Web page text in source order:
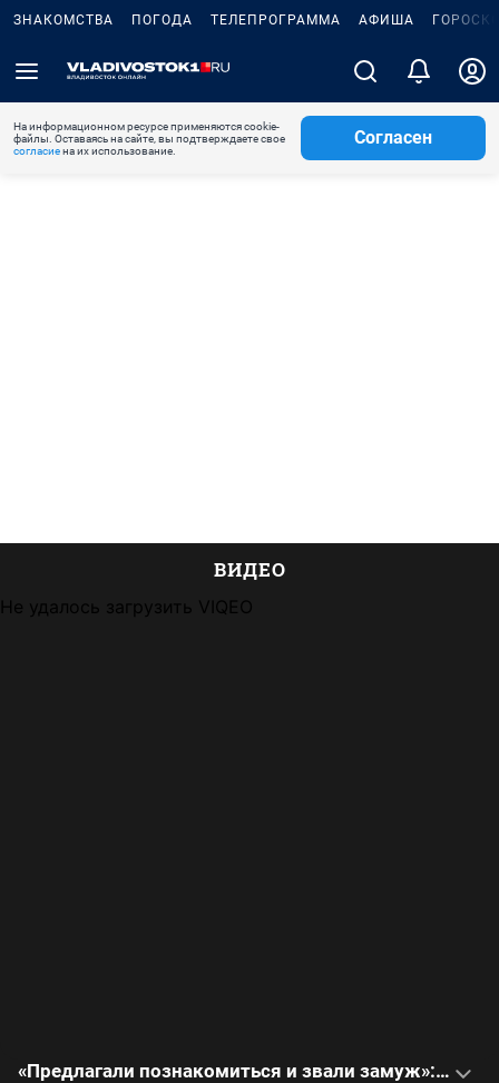
ЗНАКОМСТВА ПОГОДА ТЕЛЕПРОГРАММА АФИША
На информационном ресурсе применяются cookie-
файлы. Оставаясь на сайте, вы подтверждаете свое
согласиена их использование.
Согласен
ВИДЕО
Не удалось загрузить VIQEO
«Предлагали познакомиться и звали замуж»: туристка рассказала о впечатлении об Абхазии